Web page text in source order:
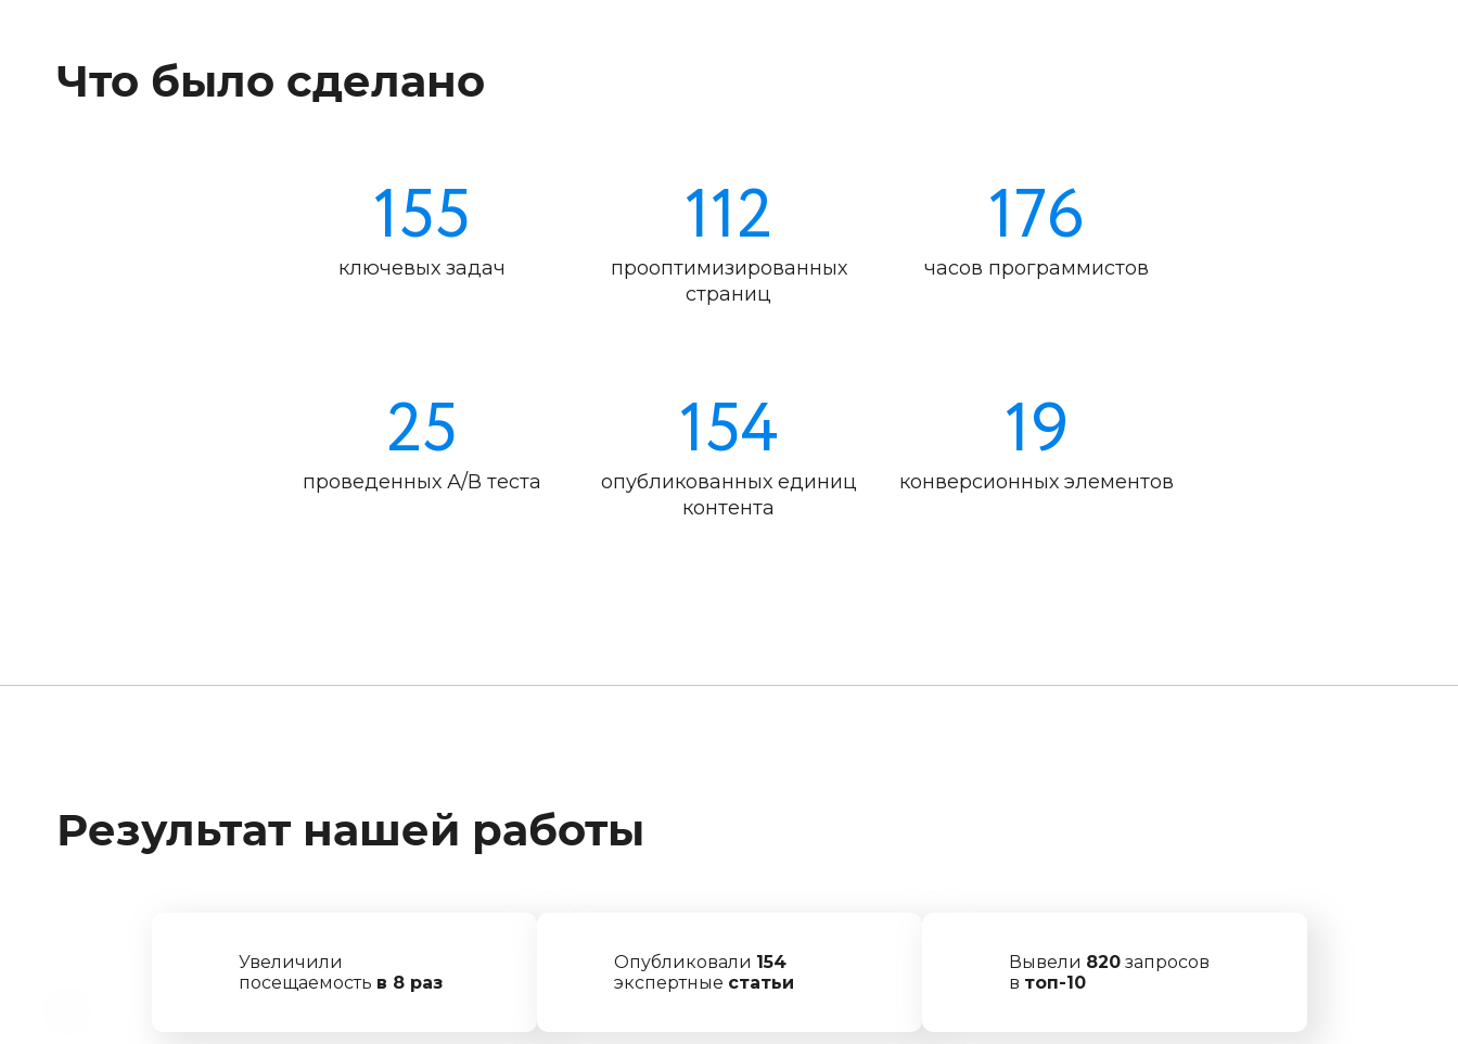
Что было сделано
155
ключевых задач 112
прооптимизированных
страниц
176
часов программистов
25
проведенных А/В теста 154
опубликованных единиц
контента
19
конверсионных элементов
Результат нашей работы
Увеличили
посещаемость в 8 раз
Опубликовали 154
экспертные статьи
Вывели 820запросов
в топ-10